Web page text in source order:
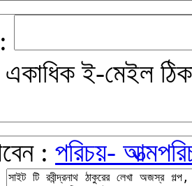
ই-মেইল
: পরিচয়-